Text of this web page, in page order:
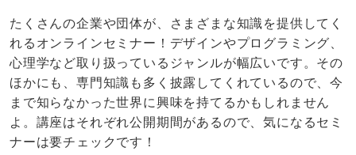
たくさんの企業や団体が、さまざまな知識を提供してく
れるオンラインセミナー！デザインやプログラミング、
心理学など取り扱っているジャンルが幅広いです。その
ほかにも、専門知識も多く披露してくれているので、今
まで知らなかった世界に興味を持てるかもしれません
よ。講座はそれぞれ公開期間があるので、気になるセミ
ナーは要チェックです！